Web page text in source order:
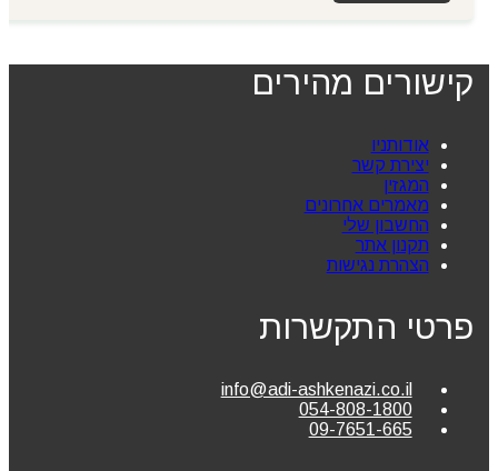
קישורים מהירים
אודותניו
יצירת קשר
המגזין
מאמרים אחרונים
החשבון שלי
תקנון אתר
הצהרת נגישות
פרטי התקשרות
info@adi-ashkenazi.co.il
054-808-1800
09-7651-665